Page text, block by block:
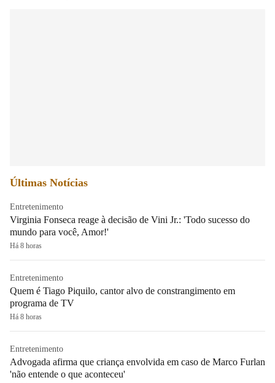
Últimas Notícias
Entretenimento
Virginia Fonseca reage à decisão de Vini Jr.: 'Todo sucesso do
mundo para você, Amor!'
Há 8 horas
Entretenimento
Quem é Tiago Piquilo, cantor alvo de constrangimento em
programa de TV
Há 8 horas
Entretenimento
Advogada afirma que criança envolvida em caso de Marco Furlan
'não entende o que aconteceu'